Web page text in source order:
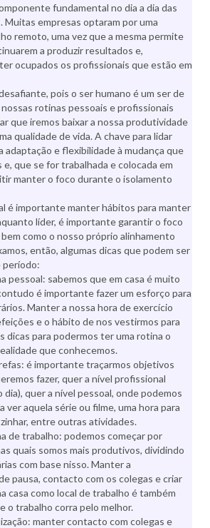
fundamental no dia a dia das
Muitas empresas optaram por uma
remoto, uma vez que a mesma permite
a produzir resultados e,
ocupados os profissionais que estão em
pois o ser humano é um ser de
rotinas pessoais e profissionais
que iremos baixar a nossa produtividade
qualidade de vida. A chave para lidar
adaptação e flexibilidade à mudança que
que se for trabalhada e colocada em
manter o foco durante o isolamento
é importante manter hábitos para manter
líder, é importante garantir o foco
como o nosso próprio alinhamento
então, algumas dicas que podem ser
período:
pessoal: sabemos que em casa é muito
é importante fazer um esforço para
Manter a nossa hora de exercício
e o hábito de nos vestirmos para
dicas para podermos ter uma rotina o
que conhecemos.
é importante traçarmos objetivos
fazer, quer a nível profissional
dia), quer a nível pessoal, onde podemos
ver aquela série ou filme, uma hora para
entre outras atividades.
de trabalho: podemos começar por
quais somos mais produtivos, dividindo
com base nisso. Manter a
pausa, contacto com os colegas e criar
casa como local de trabalho é também
o trabalho corra pelo melhor.
manter contacto com colegas e